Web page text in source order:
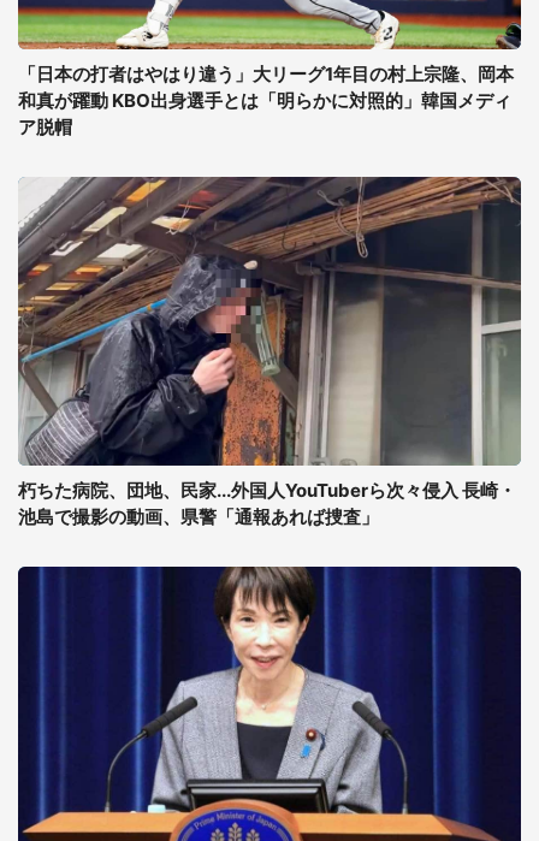
「日本の打者はやはり違う」大リーグ1年目の村上宗隆、岡本
和真が躍動 KBO出身選手とは「明らかに対照的」韓国メディ
ア脱帽
朽ちた病院、団地、民家...外国人YouTuberら次々侵入 長崎・
池島で撮影の動画、県警「通報あれば捜査」